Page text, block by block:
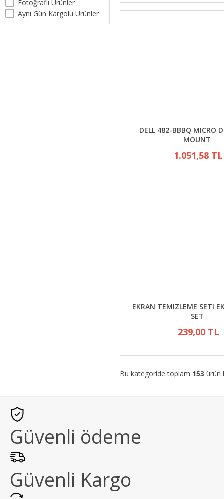
Fotoğraflı Ürünler
Aynı Gün Kargolu Ürünler
DELL 482-BBBQ MICRO
MOUNT
1.051,58 TL
EKRAN TEMIZLEME SETI
SET
239,00 TL
Bu kategoride toplam 153 ürün
Güvenli ödeme
Güvenli Kargo